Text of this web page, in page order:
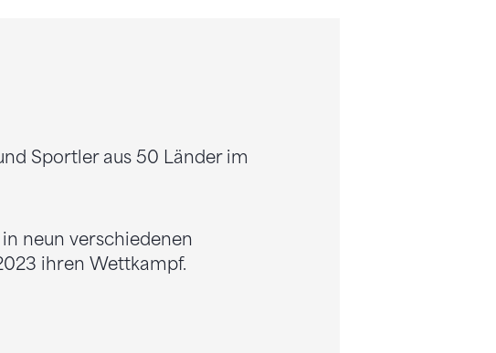
Sportler aus 50 Länder im
neun verschiedenen
ihren Wettkampf.